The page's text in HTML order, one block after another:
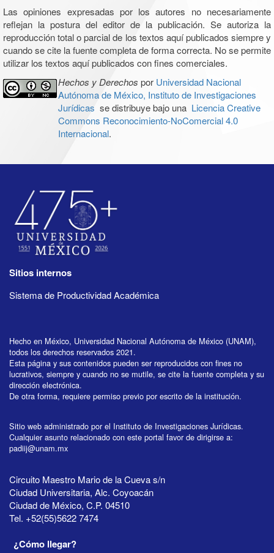
Las opiniones expresadas por los autores no necesariamente
reflejan la postura del editor de la publicación. Se autoriza la
reproducción total o parcial de los textos aquí publicados siempre y
cuando se cite la fuente completa de forma correcta. No se permite
utilizar los textos aquí publicados con fines comerciales.
Hechos y Derechos por Universidad Nacional
Autónoma de México, Instituto de Investigaciones
Jurídicas se distribuye bajo una Licencia Creative
Commons Reconocimiento-NoComercial 4.0
Internacional.
Sitios internos
Sistema de Productividad Académica
Hecho en México, Universidad Nacional Autónoma de México (UNAM),
todos los derechos reservados 2021.
Esta página y sus contenidos pueden ser reproducidos con fines no
lucrativos, siempre y cuando no se mutile, se cite la fuente completa y su
dirección electrónica.
De otra forma, requiere permiso previo por escrito de la institución.
Sitio web administrado por el Instituto de Investigaciones Jurídicas.
Cualquier asunto relacionado con este portal favor de dirigirse a:
padiij@unam.mx
Circuito Maestro Mario de la Cueva s/n
Ciudad Universitaria, Alc. Coyoacán
Ciudad de México, C.P. 04510
Tel. +52(55)5622 7474
¿Cómo llegar?